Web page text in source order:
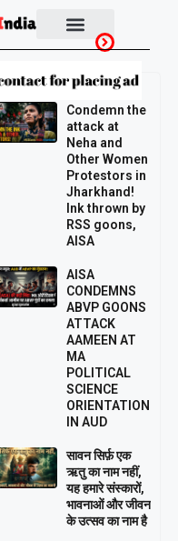
Breaking
Condemn the
attack at
Neha and
Other Women
Protestors in
Jharkhand!
Ink thrown by
RSS goons,
AISA
AISA
CONDEMNS
ABVP GOONS
ATTACK
AAMEEN AT
MA
POLITICAL
SCIENCE
ORIENTATION
IN AUD
सावन सिर्फ़ एक
ऋतु का नाम नहीं,
यह हमारे संस्कारों,
भावनाओं और जीवन
के उत्सव का नाम है